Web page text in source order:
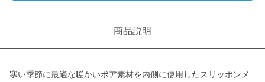
商品説明
寒い季節に最適な暖かいボア素材を内側に使用したスリッポンメ